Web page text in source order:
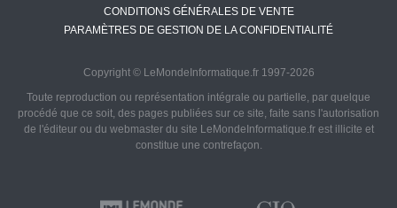
CONDITIONS GÉNÉRALES DE VENTE
PARAMÈTRES DE GESTION DE LA CONFIDENTIALITÉ
Copyright © LeMondeInformatique.fr 1997-2026
Toute reproduction ou représentation intégrale ou partielle, par quelque
procédé que ce soit, des pages publiées sur ce site, faite sans l'autorisation
de l'éditeur ou du webmaster du site LeMondeInformatique.fr est illicite et
constitue une contrefaçon.